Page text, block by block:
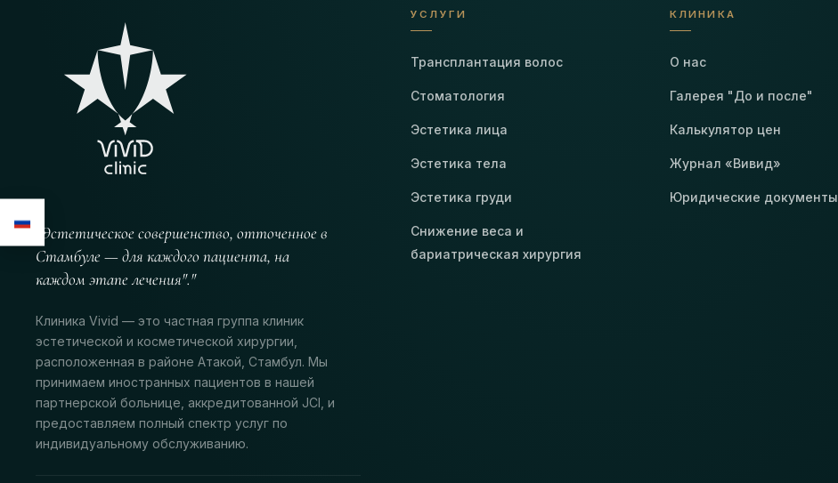
"Эстетическое совершенство, отточенное в
Стамбуле — для каждого пациента, на
каждом этапе лечения"."
Клиника Vivid — это частная группа клиник
эстетической и косметической хирургии,
расположенная в районе Атакой, Стамбул. Мы
принимаем иностранных пациентов в нашей
партнерской больнице, аккредитованной JCI, и
предоставляем полный спектр услуг по
индивидуальному обслуживанию.
УСЛУГИ
Трансплантация волос
Стоматология
Эстетика лица
Эстетика тела
Эстетика груди
Снижение веса и
бариатрическая хирургия
КЛИНИКА
О нас
Галерея "До и после"
Калькулятор цен
Журнал «Вивид»
Юридические документы